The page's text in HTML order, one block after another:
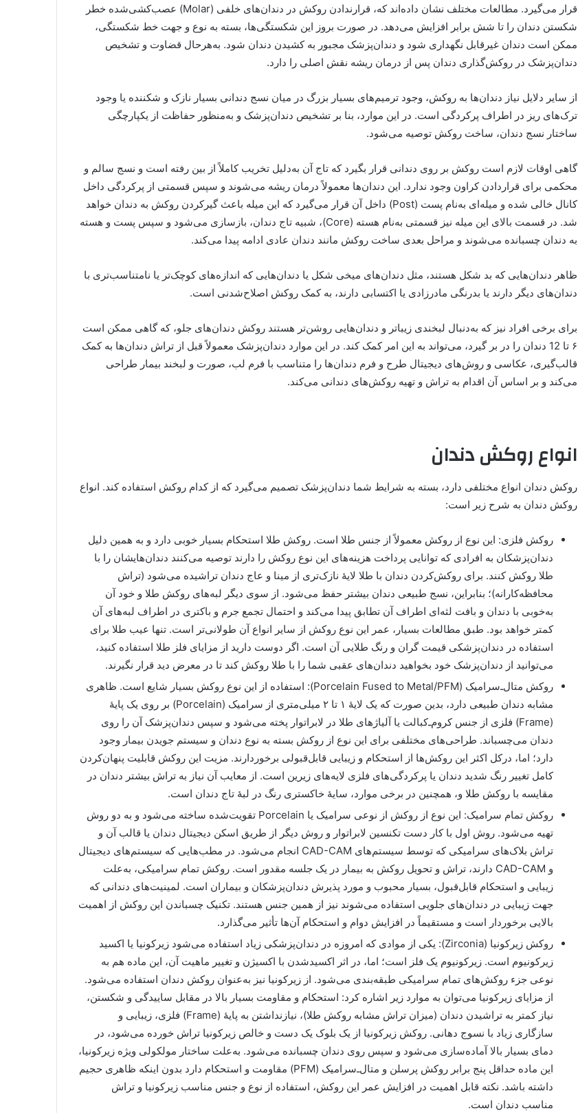
قرار می‌گيرد. مطالعات مختلف نشان داده‌اند که، قرارندادن روکش در دندان‌های خلفی (Molar) عصب‌کشی‌شده خطر
شکستن دندان را تا شش برابر افزايش می‌دهد. در صورت بروز اين شکستگی‌ها، بسته به نوع و جهت خط شکستگی،
ممکن است دندان غيرقابل‌ نگهداری شود و دندان‌پزشک مجبور به کشيدن دندان شود. به‌هرحال قضاوت و تشخيص
دندان‌پزشک در روکش‌گذاری دندان پس از درمان ريشه نقش اصلی را دارد.
از ساير دلايل نياز دندان‌ها به روکش، وجود ترميم‌های بسيار بزرگ در ميان نسج دندانی بسيار نازک و شکننده يا وجود
ترک‌های ريز در اطراف پرکردگی است. در اين موارد، بنا بر تشخيص دندان‌پزشک و به‌منظور حفاظت از يکپارچگی
ساختار نسج دندان، ساخت روکش توصيه می‌شود.
گاهی اوقات لازم است روكش بر روی دندانی قرار بگيرد كه تاج آن به‌دليل تخريب كاملاً از بين رفته است و نسج سالم و
محکمی برای قراردادن کراون وجود ندارد. اين دندان‌ها معمولاً درمان ريشه می‌شوند و سپس قسمتی از پركردگی داخل
كانال خالی شده و ميله‌ای به‌نام پست (Post) داخل آن قرار می‌گيرد كه اين ميله باعث گيرکردن روكش به دندان خواهد
شد. در قسمت بالای اين ميله نيز قسمتی به‌نام هسته (Core)، شبيه تاج دندان، بازسازی می‌شود و سپس پست و هسته
به دندان چسبانده می‌شوند و مراحل بعدی ساخت روكش مانند دندان عادی ادامه پيدا می‌كند.
ظاهر دندان‌هايی که بد شکل هستند، مثل دندان‌های ميخی شكل يا دندان‌هايی كه اندازه‌های كوچک‌تر يا نامتناسب‌تری با
دندان‌های ديگر دارند يا بدرنگی مادرزادی يا اکتسابی دارند، به كمک روكش اصلاح‌شدنی است.
برای برخی افراد نيز که به‌دنبال لبخندی زيباتر و دندان‌هايی روشن‌تر هستند روکش دندان‌های جلو، که گاهی ممکن است
۶ تا 12 دندان را در بر گيرد، می‌تواند به اين امر کمک کند. در اين موارد دندان‌پزشک معمولاً قبل از تراش دندان‌ها به کمک
قالب‌گيری، عکاسی و روش‌های ديجيتال طرح و فرم دندان‌ها را متناسب با فرم لب، صورت و لبخند بيمار طراحی
می‌کند و بر اساس آن اقدام به تراش و تهيه روکش‌های دندانی می‌کند.
انواع روکش دندان
روکش دندان انواع مختلفی دارد، بسته به شرایط شما دندان‌پزشک تصمیم می‌گیرد که از کدام روکش استفاده کند. انواع
روکش دندان به شرح زیر است:
روکش فلزی: این نوع از روکش معمولاً از جنس طلا است. روکش طلا استحکام بسیار خوبی دارد و به همین دلیل
دندان‌پزشکان به افرادی که توانایی پرداخت هزینه‌های این نوع روکش را دارند توصیه می‌کنند دندا‌ن‌هایشان را با
طلا روکش کنند. برای روکش‌کردن دندان با طلا لایۀ نازک‌تری از مینا و عاج دندان تراشیده می‌شود (تراش
محافظه‌کارانه)؛ بنابراین، نسج طبیعی دندان بیشتر حفظ می‌شود. از سوی دیگر لبه‌های روکش طلا و خود آن
به‌خوبی با دندان‌ و بافت لثه‌ای اطراف آن تطابق پیدا می‌کند و احتمال تجمع جرم و باکتری‌ در اطراف لبه‌های آن
کمتر خواهد بود. طبق مطالعات بسیار، عمر این نوع روکش از سایر انواع آن طولانی‌تر است. تنها عیب طلا برای
استفاده در دندان‌پزشکی قیمت گران و رنگ طلایی آن است. اگر دوست دارید از مزایای فلز طلا استفاده کنید،
می‌توانید از دندان‌پزشک خود بخواهید دندان‌های عقبی شما را با طلا روکش کند تا در معرض دید قرار نگیرند.
روکش متال‌ـ‌سرامیک (Porcelain Fused to Metal/PFM): استفاده از این نوع روکش بسیار شایع است. ظاهری
مشابه دندان طبیعی دارد، بدین صورت که یک لایۀ ۱ تا ۲ میلی‌متری از سرامیک (Porcelain) بر روی یک پایۀ
(Frame) فلزی از جنس کروم‌‌ـ‌‌کبالت یا آلیاژهای طلا در لابراتوار پخته می‌شود و سپس دندان‌پزشک آن را روی
دندان می‌چسباند. طراحی‌های مختلفی برای این نوع از روکش بسته به نوع دندان و سیستم جویدن بیمار وجود
دارد؛ اما، درکل اکثر این روکش‌ها از استحکام و زیبایی قابل‌قبولی برخوردارند. مزیت این روکش قابلیت پنهان‌کردن
کامل تغییر رنگ شدید دندان یا پرکردگی‌های فلزی لایه‌های زیرین است. از معایب آن نیاز به تراش بیشتر دندان در
مقایسه با روکش طلا و، همچنین در برخی موارد، سایۀ خاکستری رنگ در لبۀ تاج دندان است.
روکش تمام سرامیک: این نوع از روکش از نوعی سرامیک یا Porcelain تقویت‌شده ساخته می‌شود و به دو روش
تهیه می‌شود. روش اول با کار دست تکنسین لابراتوار و روش دیگر از طریق اسکن دیجیتال دندان یا قالب آن و
تراش بلاک‌های سرامیکی که توسط سیستم‌های CAD-CAM انجام می‌شود. در مطب‌هایی که سیستم‌های دیجیتال
و CAD-CAM دارند، تراش و تحویل روکش به بیمار در یک جلسه مقدور است. روکش تمام سرامیکی، به‌علت
زیبایی و استحکام قابل‌قبول، بسیار محبوب و مورد پذیرش دندان‌پزشکان و بیماران است. لمینیت‌های دندانی که
جهت زیبایی در دندان‌های جلویی استفاده می‌شوند نیز از همین جنس هستند. تکنیک چسباندن این روکش از اهمیت
بالایی برخوردار است و مستقیماً در افزایش دوام و استحکام آن‌ها تأثیر می‌گذارد.
روکش زیرکونیا (Zirconia): یکی از موادی که امروزه در دندان‌پزشکی زیاد استفاده می‌شود زیرکونیا یا اکسید
زیرکونیوم است. زیرکونیوم یک فلز است؛ اما، در اثر اکسیدشدن با اکسیژن و تغییر ماهیت آن، این ماده هم به
نوعی جزء روکش‌های تمام سرامیکی طبقه‌بندی می‌شود. از زیرکونیا نیز به‌عنوان روکش دندان استفاده می‌شود.
از مزایای زیرکونیا می‌توان به موارد زیر اشاره کرد:‌ استحکام و مقاومت بسیار بالا در مقابل ساییدگی و شکستن،
نیاز کمتر به تراشیدن دندان (میزان تراش مشابه روکش طلا)، نیازنداشتن به پایۀ (Frame) فلزی، زیبایی و
سازگاری زیاد با نسوج دهانی. روکش زیرکونیا از یک بلوک یک دست و خالص زیرکونیا تراش خورده می‌شود، در
دمای بسیار بالا آماده‌سازی می‌‌شود و سپس روی دندان چسبانده می‌شود. به‌علت ساختار مولکولی ویژه زیرکونیا،
این ماده حداقل پنج برابر روکش پرسلن و متال‌ـ‌سرامیک (PFM) مقاومت و استحکام دارد بدون اینکه ظاهری حجیم
داشته باشد. نکته قابل اهمیت در افزایش عمر این روکش، استفاده از نوع و جنس مناسب زیرکونیا و تراش
مناسب دندان است.